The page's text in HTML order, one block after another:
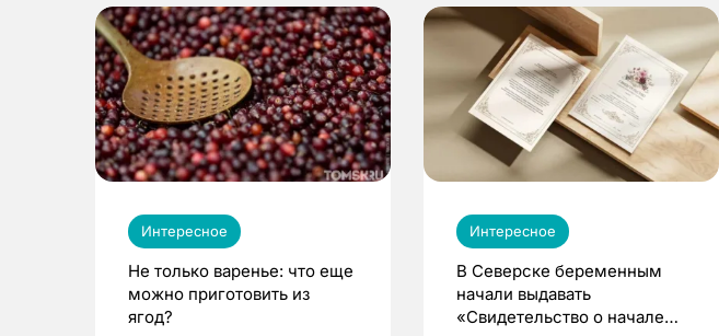
Интересное
Не только варенье: что еще
можно приготовить из
ягод?
Интересное
В Северске беременным
начали выдавать
«Свидетельство о начале